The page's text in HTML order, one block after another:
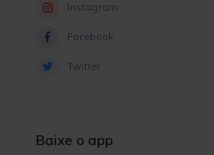
Instagram
Facebook
Twitter
Baixe o app